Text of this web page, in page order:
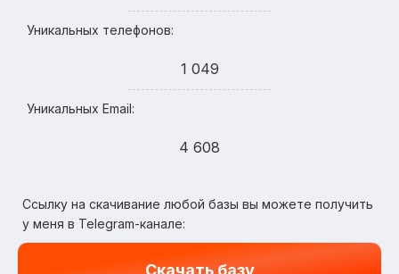
Уникальных телефонов:
1 049
Уникальных Email:
4 608
Ссылку на скачивание любой базы вы можете получить
у меня в Telegram-канале:
Скачать базу